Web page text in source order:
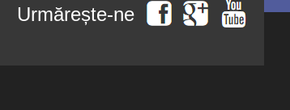
Urmărește-ne